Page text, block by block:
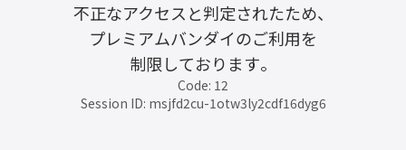
不正なアクセスと判定されたため、
プレミアムバンダイのご利用を
制限しております。
Code: 12
Session ID: msjfd2cu-1otw3ly2cdf16dyg6